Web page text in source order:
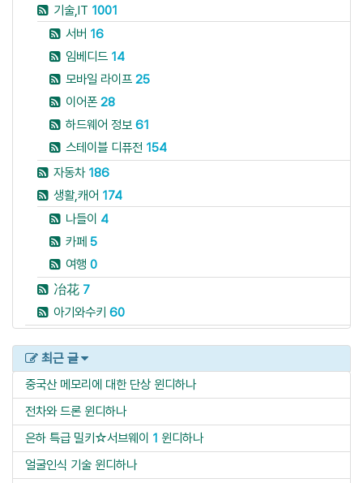
기술,IT 1001
서버 16
임베디드 14
모바일 라이프 25
이어폰 28
하드웨어 정보 61
스테이블 디퓨전 154
자동차 186
생활,캐어 174
나들이 4
카페 5
여행 0
冶花 7
아기와수키 60
최근 글
중국산 메모리에 대한 단상 윈디하나
전차와 드론 윈디하나
은하 특급 밀키☆서브웨이 1 윈디하나
얼굴인식 기술 윈디하나